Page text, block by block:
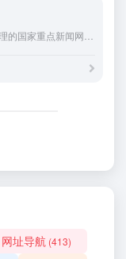
网址导航 (413)